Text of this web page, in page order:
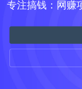
专注搞钱：网赚